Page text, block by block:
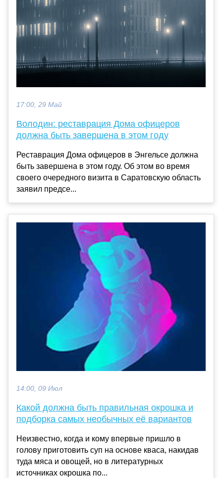
17:00, 29 Май
Володин: реставрация Дома офицеров
должна быть завершена в этом году
Реставрация Дома офицеров в Энгельсе должна
быть завершена в этом году. Об этом во время
своего очередного визита в Саратовскую область
заявил предсе...
14:00, 09 Июл
Какой должна быть правильная окрошка и
подборка самых необычных её вариантов
Неизвестно, когда и кому впервые пришло в
голову приготовить суп на основе кваса, накидав
туда мяса и овощей, но в литературных
источниках окрошка по...